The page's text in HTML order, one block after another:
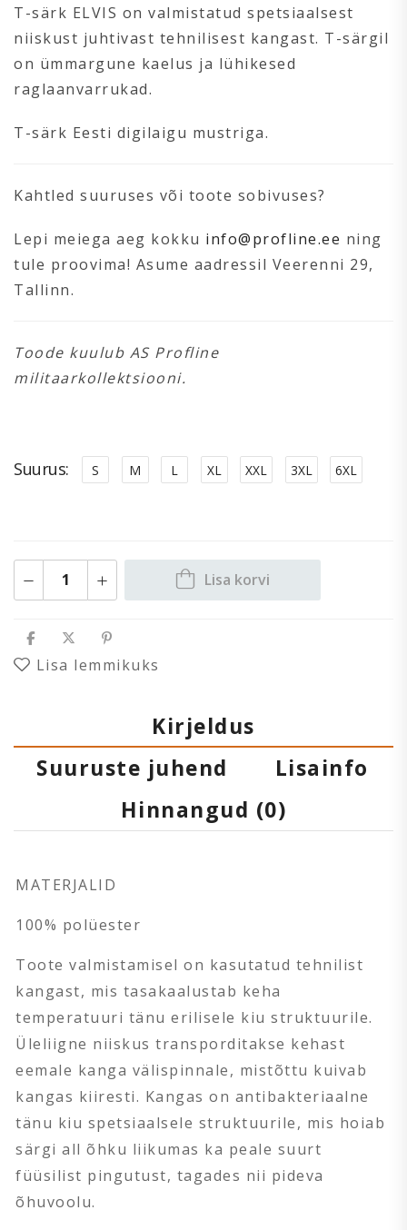
T-särk ELVIS on valmistatud spetsiaalsest
niiskust juhtivast tehnilisest kangast. T-särgil
on ümmargune kaelus ja lühikesed
raglaanvarrukad.
T-särk Eesti digilaigu mustriga.
Kahtled suuruses või toote sobivuses?
Lepi meiega aeg kokku info@profline.ee ning
tule proovima! Asume aadressil Veerenni 29,
Tallinn.
Toode kuulub AS Profline
militaarkollektsiooni.
Suurus S M L XL XXL 3XL 6XL
Lisa korvi
Lisa lemmikuks
Kirjeldus
Suuruste juhend
Lisainfo
Hinnangud (0)
MATERJALID
100% polüester
Toote valmistamisel on kasutatud tehnilist
kangast, mis tasakaalustab keha
temperatuuri tänu erilisele kiu struktuurile.
Üleliigne niiskus transporditakse kehast
eemale kanga välispinnale, mistõttu kuivab
kangas kiiresti. Kangas on antibakteriaalne
tänu kiu spetsiaalsele struktuurile, mis hoiab
särgi all õhku liikumas ka peale suurt
füüsilist pingutust, tagades nii pideva
õhuvoolu.